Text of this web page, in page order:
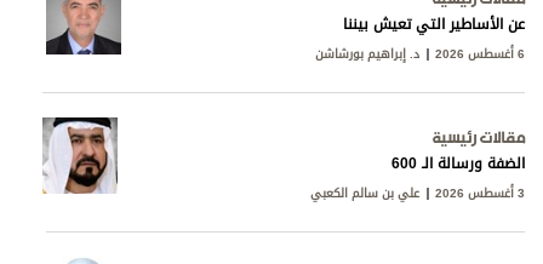
عن الأساطير التي تعيش بيننا
6 أغسطس 2026 د. إبراهيم بورشاشن
مقالات رئيسية
الضفة ورسالة الـ 600
3 أغسطس 2026 علي بن سالم الكعبي